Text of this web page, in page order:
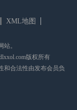
XML地图
站。
版权所有
和合法性由发布会员负